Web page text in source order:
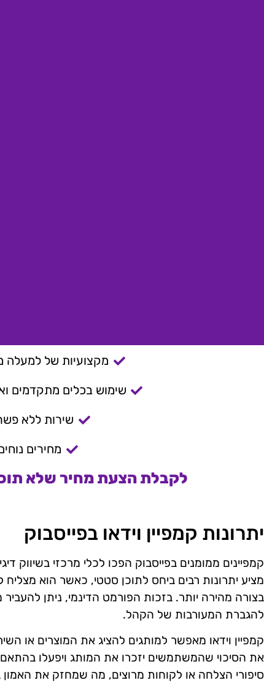
מקצועיות של למעלה מ- 15
שימוש בכלים מתקדמים
שירות ללא
מחירים
לקבלת הצעת מחיר שלא
יתרונות קמפיין וידאו בפייסבוק
קמפיינים ממומנים בפייסבוק הפכו לכלי מרכזי בשיווק
מציע יתרונות רבים ביחס לתוכן סטטי, כאשר הוא
בצורה מהירה יותר. בזכות הפורמט הדינמי, ניתן
להגברת המעורבות של הקהל.
קמפיין וידאו מאפשר למותגים להציג את המוצרים או
את הסיכוי שהמשתמשים יזכרו את המותג ויפעלו
סיפורי הצלחה או לקוחות מרוצים, מה שמחזק את האמון